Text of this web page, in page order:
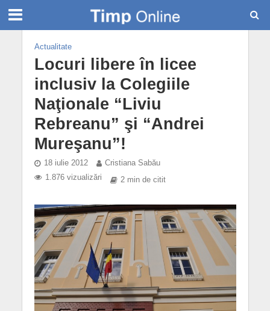
Actualitate
Locuri libere în licee
inclusiv la Colegiile
Naţionale “Liviu
Rebreanu” şi “Andrei
Mureşanu”!
18 iulie 2012
Cristiana Sabău
1.876 vizualizări
2 min de citit